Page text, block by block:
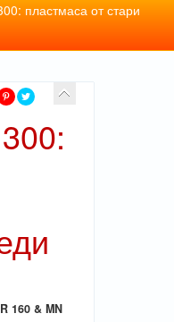
пластмаса от стари
160 & MN